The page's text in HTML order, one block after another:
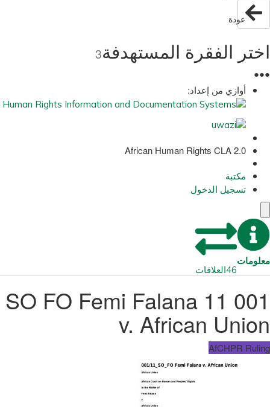
عودة
اختر الفقرة المستهدفة3
●
●
●
أوازي من إعداد:
African Human Rights CLA 2.0
مكتبة
تسجيل الدخول
معلومات
46العلاقات
001 11 SO FO Femi Falana
v. African Union
AfCHPR Ruling